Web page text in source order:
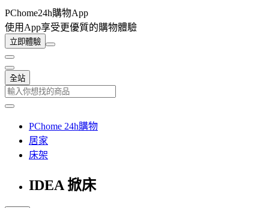
PChome24h購物App
使用App享受更優質的購物體驗
立即體驗
全站
PChome 24h購物
居家
床架
IDEA 掀床